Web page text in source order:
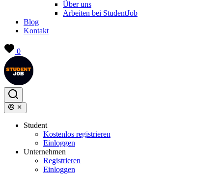
Über uns
Arbeiten bei StudentJob
Blog
Kontakt
0
Student
Kostenlos registrieren
Einloggen
Unternehmen
Registrieren
Einloggen